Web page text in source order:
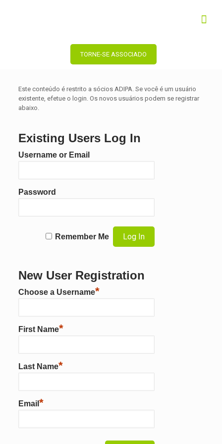
TORNE-SE ASSOCIADO
Este conteúdo é restrito a sócios ADIPA. Se você é um usuário
existente, efetue o login. Os novos usuários podem se registrar
abaixo.
Existing Users Log In
Username or Email
Password
Remember Me
New User Registration
Choose a Username*
First Name*
Last Name*
Email*